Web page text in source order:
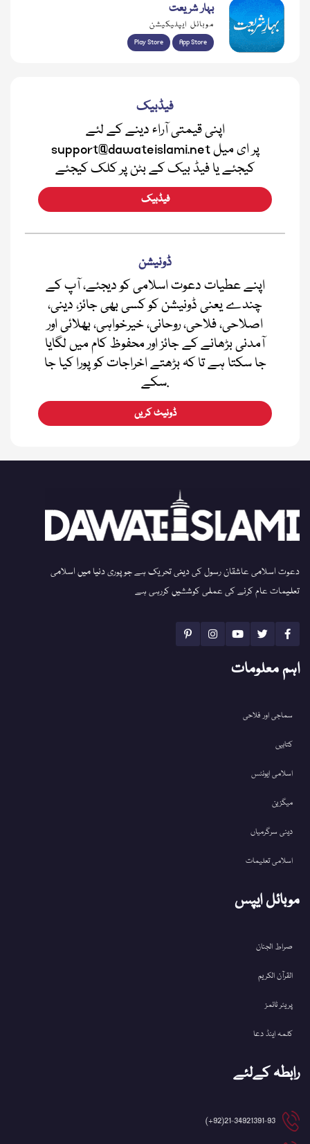
بہار شریعت
موبائل ایپلیکیشن
Play Store App Store
فیڈبیک
اپنی قیمتی آراء دینے کے لئے
support@dawateislami.net پر ای میل
کیجئے یا فیڈ بیک کے بٹن پر کلک کیجئے
فیڈبیک
ڈونیشن
اپنے عطیات دعوت اسلامی کو دیجئے، آپ کے
چندے یعنی ڈونیشن کو کسی بھی جائز، دینی،
اصلاحی، فلاحی، روحانی، خیرخواہی، بھلائی اور
آمدنی بڑھانے کے جائز اور محفوظ کام میں لگایا
جا سکتا ہے تا کہ بڑھتے اخراجات کو پورا کیا جا
سکے.
ڈونیٹ کریں
دعوت اسلامی عاشقان رسول کی دینی تحریک ہے جو پوری دنیا میں اسلامی
تعلیمات عام کرنے کی عملی کوششیں کررہی ہے
اہم معلومات
سماجی اور فلاحی
کتابیں
اسلامی ایونٹس
میگزین
دینی سرگرمیاں
اسلامی تعلیمات
موبائل ایپس
صراط الجنان
القرآن الکریم
پریئر ٹائمز
کلمہ اینڈ دعا
رابطہ کےلئے
21-34921391-93(92+)